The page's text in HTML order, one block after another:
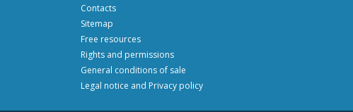
Contacts
Sitemap
Free resources
Rights and permissions
General conditions of sale
Legal notice and Privacy policy